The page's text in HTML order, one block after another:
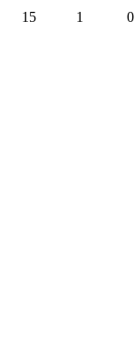
15 1 0